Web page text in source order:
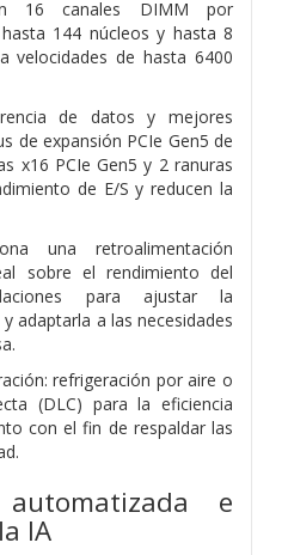
16 canales DIMM por
144 núcleos y hasta 8
velocidades de hasta 6400
de datos y mejores
de expansión PCIe Gen5 de
x16 PCIe Gen5 y 2 ranuras
de E/S y reducen la
una retroalimentación
sobre el rendimiento del
para ajustar la
adaptarla a las necesidades
refrigeración por aire o
(DLC) para la eficiencia
con el fin de respaldar las
automatizada e
IA